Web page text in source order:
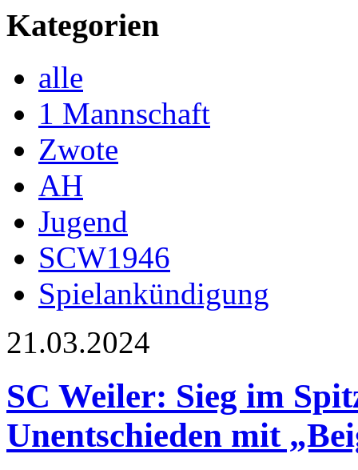
Kategorien
alle
1 Mannschaft
Zwote
AH
Jugend
SCW1946
Spielankündigung
21.03.2024
SC Weiler: Sieg im
Unentschieden mit